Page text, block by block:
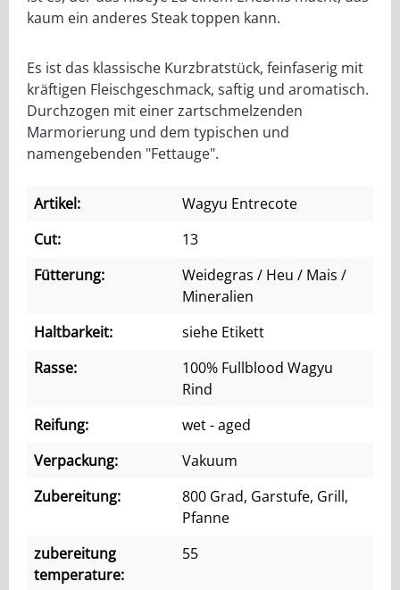
kaum ein anderes Steak toppen kann.
Es ist das klassische Kurzbratstück, feinfaserig mit
kräftigen Fleischgeschmack, saftig und aromatisch.
Durchzogen mit einer zartschmelzenden
Marmorierung und dem typischen und
namengebenden "Fettauge".
Artikel:
Wagyu Entrecote
Cut:
13
Fütterung:
Weidegras / Heu / Mais /
Mineralien
Haltbarkeit:
siehe Etikett
Rasse:
100% Fullblood Wagyu
Rind
Reifung:
wet - aged
Verpackung:
Vakuum
Zubereitung:
800 Grad, Garstufe, Grill,
Pfanne
zubereitung
temperature:
55